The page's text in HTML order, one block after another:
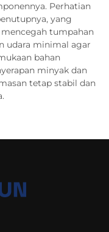
Perhatian
yang
tumpahan
udara minimal agar
bahan
minyak dan
tetap stabil dan